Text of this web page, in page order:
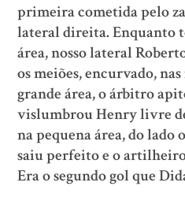
primeira cometida pelo
lateral direita. Enquanto
área, nosso lateral
os meiões, encurvado,
grande área, o árbitro
vislumbrou Henry livre
na pequena área, do lado
saiu perfeito e o
Era o segundo gol que